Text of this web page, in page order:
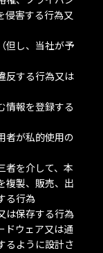
侵害する行為又
但し、当社が予
反する行為又は
情報を登録する
者が私的使用の
者を介して、本
複製、販売、出
る行為
は保存する行為
ドウェア又は通
るように設計さ